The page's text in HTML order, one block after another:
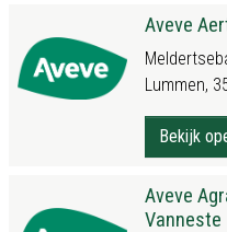
Aveve
Lummen,
Bekijk
Aveve
Vanneste